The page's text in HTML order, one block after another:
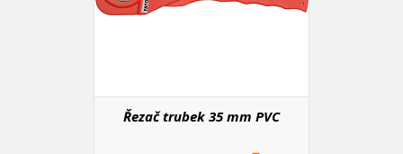
Řezač trubek 35 mm PVC